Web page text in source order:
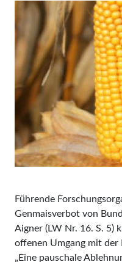
Führende
Genmaisverbot von
Aigner (LW Nr. 16. S. 5)
offenen Umgang mit der
„Eine pauschale